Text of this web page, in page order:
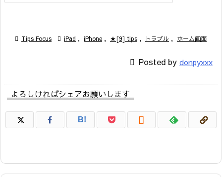
 Tips Focus  iPad , iPhone , ★[9] tips , トラブル , ホーム画面
 Posted by donpyxxx
よろしければシェアお願いします
B! 